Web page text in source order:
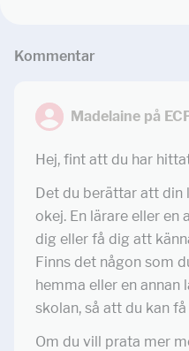
Kommentar
Madelaine på
Hej, fint att du har
Det du berättar att din
okej. En lärare eller en
dig eller få dig att
Finns det någon som
hemma eller en annan
skolan, så att du kan
Om du vill prata mer